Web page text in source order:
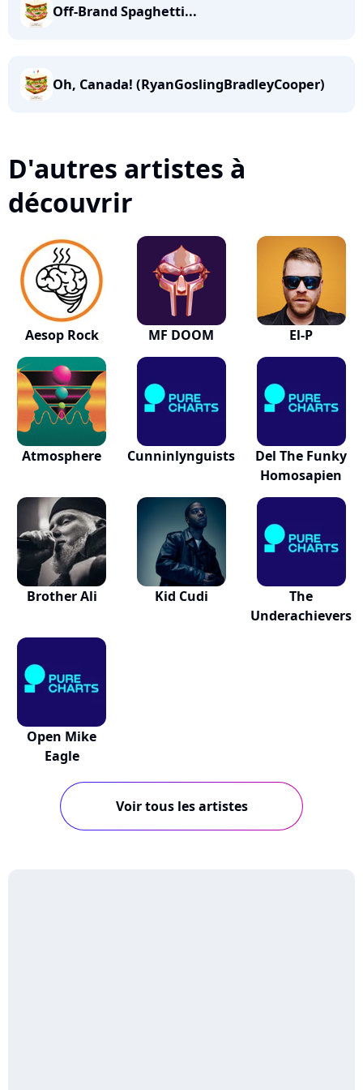
Off-Brand Spaghetti...
Oh, Canada! (RyanGoslingBradleyCooper)
D'autres artistes à
découvrir
Aesop Rock MF DOOM El-P
Atmosphere Cunninlynguists
Del The Funky
Homosapien
Brother Ali Kid Cudi
The
Underachievers
Open Mike
Eagle
Voir tous les artistes